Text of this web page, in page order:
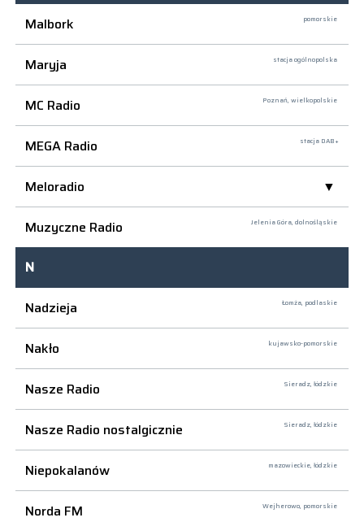
Malbork
pomorskie
Maryja stacja ogólnopolska
MC Radio Poznań, wielkopolskie
MEGA Radio stacja DAB+
Meloradio
Muzyczne Radio
Jelenia Góra, dolnośląskie
N
Nadzieja
Łomża, podlaskie
Nakło kujawsko-pomorskie
Nasze Radio Sieradz, łódzkie
Nasze Radio nostalgicznie Sieradz, łódzkie
Niepokalanów mazowieckie, łódzkie
Norda FM Wejherowo, pomorskie